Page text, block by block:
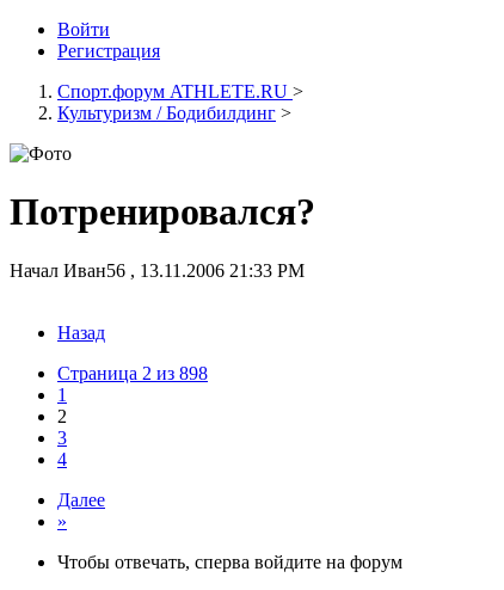
Войти
Регистрация
Спорт.форум ATHLETE.RU >
Культуризм / Бодибилдинг >
Потренировался?
Начал Иван56 , 13.11.2006 21:33 PM
Назад
Страница 2 из 898
1
2
3
4
Далее
»
Чтобы отвечать, сперва войдите на форум